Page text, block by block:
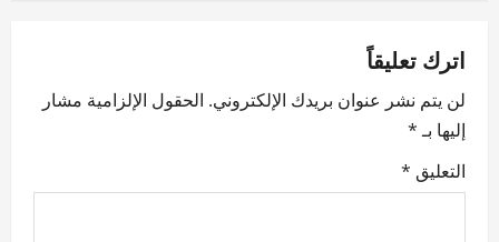
v
i
g
a
اترك تعليقاً
لن يتم نشر عنوان بريدك الإلكتروني. الحقول الإلزامية مشار
إليها بـ*
التعليق *